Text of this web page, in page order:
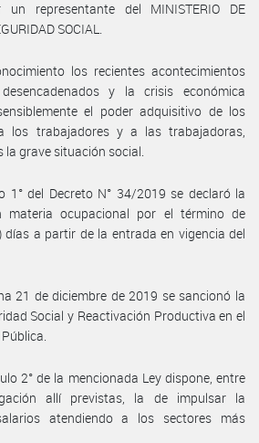
representante del MINISTERIO DE
SOCIAL.
los recientes acontecimientos
desencadenados y la crisis económica
el poder adquisitivo de los
los trabajadores y a las trabajadoras,
grave situación social.
1° del Decreto N° 34/2019 se declaró la
materia ocupacional por el término de
días a partir de la entrada en vigencia del
21 de diciembre de 2019 se sancionó la
Social y Reactivación Productiva en el
2° de la mencionada Ley dispone, entre
allí previstas, la de impulsar la
atendiendo a los sectores más